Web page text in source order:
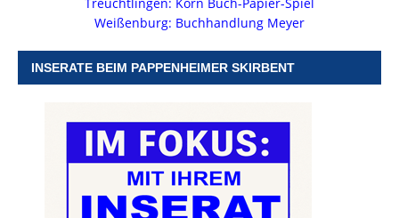
Treuchtlingen: Korn Buch-Papier-Spiel
Weißenburg: Buchhandlung Meyer
INSERATE BEIM PAPPENHEIMER SKIRBENT